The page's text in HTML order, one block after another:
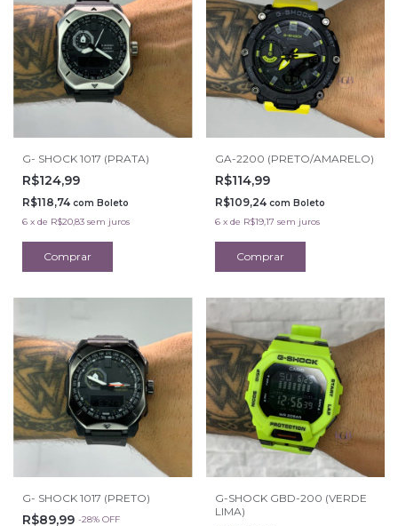
G- SHOCK 1017 (PRATA)
R$124,99
R$118,74 com Boleto
6 x de R$20,83 sem juros
GA-2200 (PRETO/AMARELO)
R$114,99
R$109,24 com Boleto
6 x de R$19,17 sem juros
G- SHOCK 1017 (PRETO)
R$89,99 -28% OFF
G-SHOCK GBD-200 (VERDE
LIMA)